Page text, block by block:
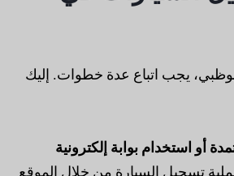
يجب اتباع عدة خطوات. إليك
أو استخدام بوابة إلكترونية
تسجيل السيارة من خلال الموقع